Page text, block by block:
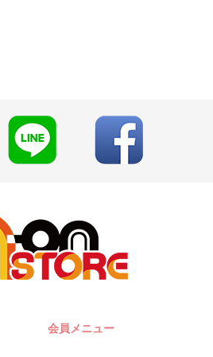
ください。
会員メニュー